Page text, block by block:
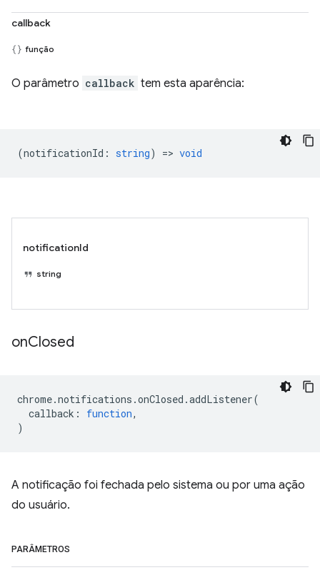
callback
função
O parâmetro callback tem esta aparência:
(notificationId : string) => void
notificationId
string
onClosed
chrome.notifications .onClosed .addListener(
callback : function,
)
A notificação foi fechada pelo sistema ou por uma ação
do usuário.
PARÂMETROS